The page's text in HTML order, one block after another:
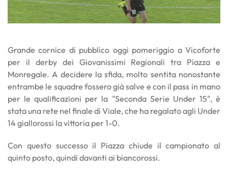
Grande cornice di pubblico oggi pomeriggio a Vicoforte
per il derby dei Giovanissimi Regionali tra Piazza e
Monregale. A decidere la sfida, molto sentita nonostante
entrambe le squadre fossero già salve e con il pass in mano
per le qualificazioni per la "Seconda Serie Under 15", è
stata una rete nel finale di Viale, che ha regalato agli Under
14 giallorossi la vittoria per 1-0.
Con questo successo il Piazza chiude il campionato al
quinto posto, quindi davanti ai biancorossi.